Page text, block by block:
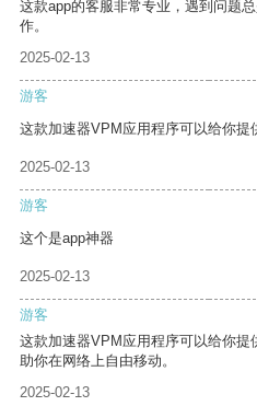
这款app的客服非常专业，遇到问题
作。
2025-02-13
游客
这款加速器VPM应用程序可以给你提
2025-02-13
游客
这个是app神器
2025-02-13
游客
这款加速器VPM应用程序可以给你
助你在网络上自由移动。
2025-02-13